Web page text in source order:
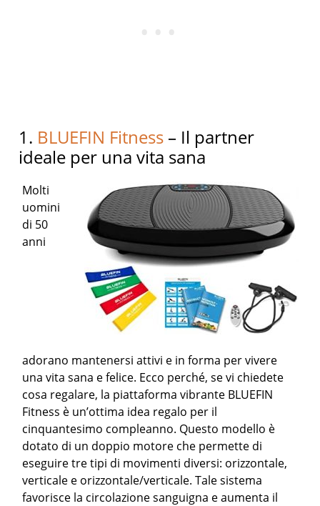
1. BLUEFIN Fitness – Il partner
ideale per una vita sana
Molti
uomini
di 50
anni
adorano mantenersi attivi e in forma per vivere
una vita sana e felice. Ecco perché, se vi chiedete
cosa regalare, la piattaforma vibrante BLUEFIN
Fitness è un’ottima idea regalo per il
cinquantesimo compleanno. Questo modello è
dotato di un doppio motore che permette di
eseguire tre tipi di movimenti diversi: orizzontale,
verticale e orizzontale/verticale. Tale sistema
favorisce la circolazione sanguigna e aumenta il